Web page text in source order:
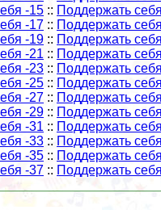
-15 :: Поддержать
-17 :: Поддержать
-19 :: Поддержать
-21 :: Поддержать
-23 :: Поддержать
-25 :: Поддержать
-27 :: Поддержать
-29 :: Поддержать
-31 :: Поддержать
-33 :: Поддержать
-35 :: Поддержать
-37 :: Поддержать